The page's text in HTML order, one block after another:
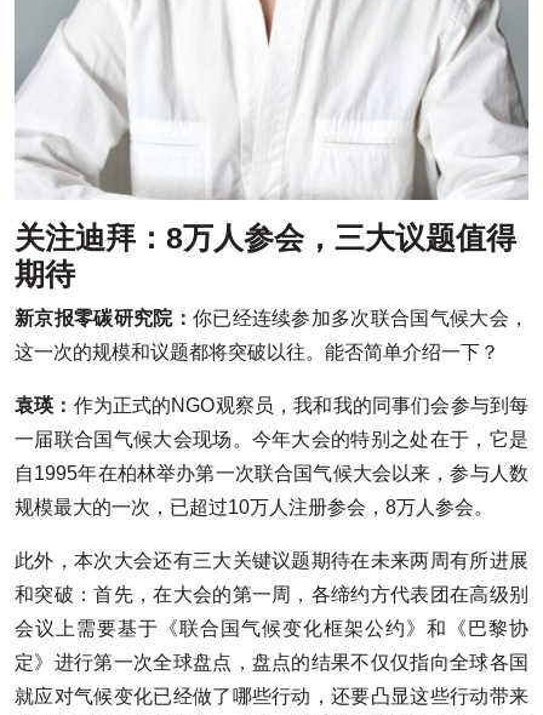
关注迪拜：8万人参会，三大议题值得
期待
新京报零碳研究院： 你已经连续参加多次联合国气候大会，
这一次的规模和议题都将突破以往。能否简单介绍一下？
袁瑛： 作为正式的NGO观察员，我和我的同事们会参与到每
一届联合国气候大会现场。今年大会的特别之处在于，它是
自1995年在柏林举办第一次联合国气候大会以来，参与人数
规模最大的一次，已超过10万人注册参会，8万人参会。
此外，本次大会还有三大关键议题期待在未来两周有所进展
和突破：首先，在大会的第一周，各缔约方代表团在高级别
会议上需要基于《联合国气候变化框架公约》和《巴黎协
定》进行第一次全球盘点，盘点的结果不仅仅指向全球各国
就应对气候变化已经做了哪些行动，还要凸显这些行动带来